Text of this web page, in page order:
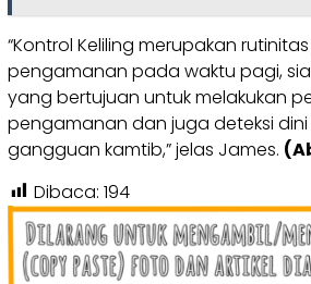
“Kontrol Keliling merupakan
pengamanan pada waktu pagi,
yang bertujuan untuk melakukan
pengamanan dan juga deteksi
gangguan kamtib,” jelas James.
Dibaca: 194